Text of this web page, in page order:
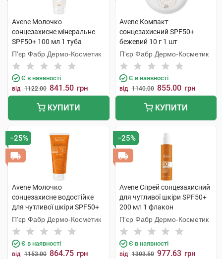
Avene Молочко
сонцезахисне мінеральне
SPF50+ 100 мл 1 туба
П'єр Фабр Дермо-Косметик
Є в наявності
від 1122.00 841.50 грн
КУПИТИ
Avene Компакт
сонцезахисний SPF50+
бежевий 10 г 1 шт
П'єр Фабр Дермо-Косметик
Є в наявності
від 1140.00 855.00 грн
КУПИТИ
−25%
Avene Молочко
сонцезахисне водостійке
для чутливої шкіри SPF50+
100 мл 1 туба
П'єр Фабр Дермо-Косметик
Є в наявності
від 1153.00 864.75 грн
−25%
Avene Спрей сонцезахисний
для чутливої шкіри SPF50+
200 мл 1 флакон
П'єр Фабр Дермо-Косметик
Є в наявності
від 1303.50 977.63 грн